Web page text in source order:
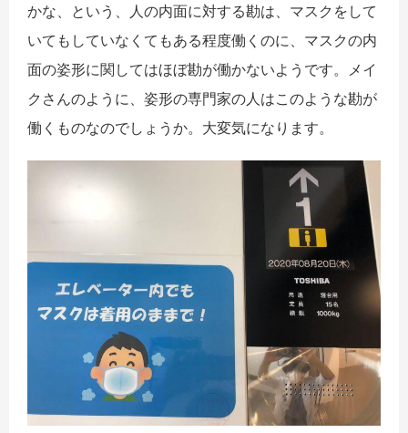
かな、という、人の内面に対する勘は、マスクをして
いてもしていなくてもある程度働くのに、マスクの内
面の姿形に関してはほぼ勘が働かないようです。メイ
クさんのように、姿形の専門家の人はこのような勘が
働くものなのでしょうか。大変気になります。